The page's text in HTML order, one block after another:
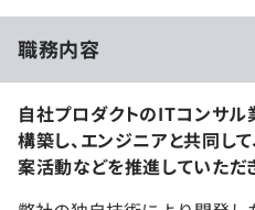
職務内容
自社プロダクトのITコンサ
構築し、エンジニアと共同し
案活動などを推進していただ